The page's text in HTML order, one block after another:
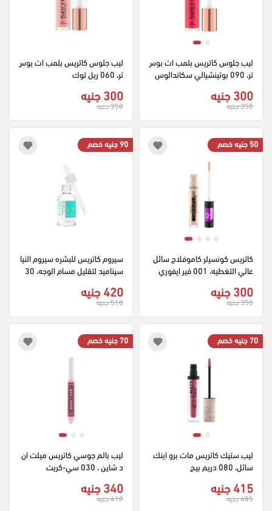
ليب جلوس كاتريس بلمب ات بوس
تر، 090 بوتينشيالي سكاندالوس
300 جنيه
350 جنيه
ليب جلوس كاتريس بلمب ات بوس
تر، 060 ريل توك
300 جنيه
350 جنيه
50 جنيه خصم
عالي التغطيه، 001 فير ايفوري
300 جنيه
350 جنيه
90 جنيه خصم
سيروم كاتريس للبشره سيروم النيا
420 جنيه
510 جنيه
70 جنيه خصم
سائل، 080 دريم بيج
415 جنيه
485 جنيه
70 جنيه خصم
ليب بالم جوسي كاتريس ميلت ان
د شاين ، 030 سي-كريت
340 جنيه
410 جنيه